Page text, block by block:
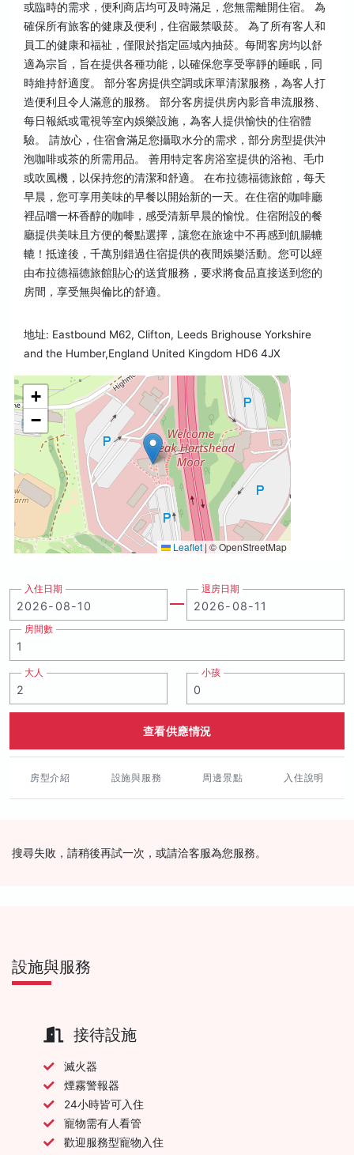
或臨時的需求，便利商店均可及時滿足，您無需離開住宿。 為
確保所有旅客的健康及便利，住宿嚴禁吸菸。 為了所有客人和
員工的健康和福祉，僅限於指定區域內抽菸。每間客房均以舒
適為宗旨，旨在提供各種功能，以確保您享受寧靜的睡眠，同
時維持舒適度。 部分客房提供空調或床單清潔服務，為客人打
造便利且令人滿意的服務。 部分客房提供房內影音串流服務、
每日報紙或電視等室內娛樂設施，為客人提供愉快的住宿體
驗。 請放心，住宿會滿足您攝取水分的需求，部分房型提供沖
泡咖啡或茶的所需用品。 善用特定客房浴室提供的浴袍、毛巾
或吹風機，以保持您的清潔和舒適。 在布拉德福德旅館，每天
早晨，您可享用美味的早餐以開始新的一天。在住宿的咖啡廳
裡品嚐一杯香醇的咖啡，感受清新早晨的愉悅。住宿附設的餐
廳提供美味且方便的餐點選擇，讓您在旅途中不再感到飢腸轆
轆！抵達後，千萬別錯過住宿提供的夜間娛樂活動。您可以經
由布拉德福德旅館貼心的送貨服務，要求將食品直接送到您的
房間，享受無與倫比的舒適。
地址: Eastbound M62, Clifton, Leeds Brighouse Yorkshire
and the Humber,England United Kingdom HD6 4JX
+
−
Leaflet | © OpenStreetMap
入住日期 退房日期
房間數
大人 小孩
查看供應情況
房型介紹 設施與服務 周邊景點 入住說明
搜尋失敗，請稍後再試一次，或請洽客服為您服務。
設施與服務
接待設施
滅火器
煙霧警報器
24小時皆可入住
寵物需有人看管
歡迎服務型寵物入住